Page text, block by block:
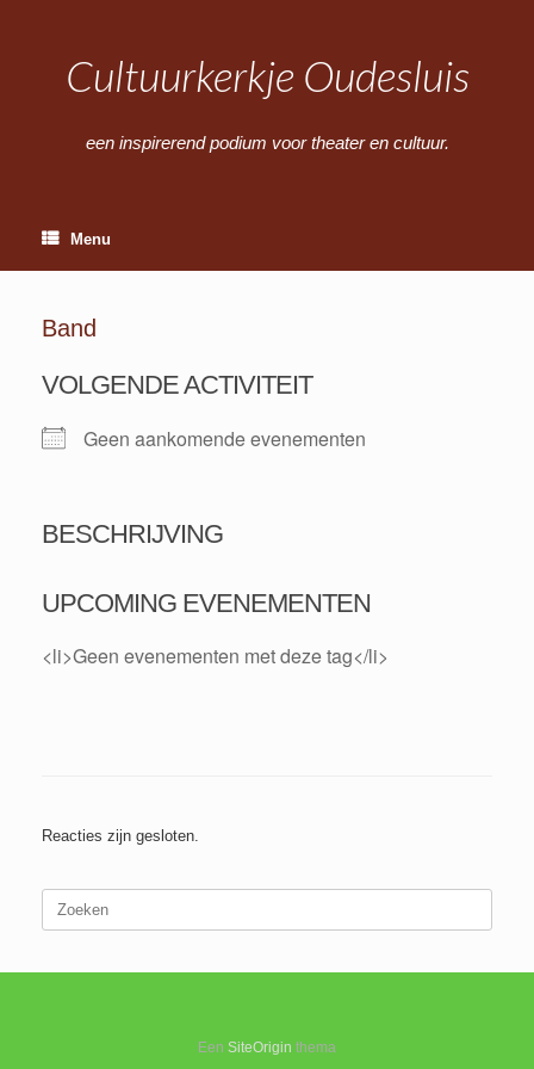
Cultuurkerkje Oudesluis
een inspirerend podium voor theater en cultuur.
Menu
Band
VOLGENDE ACTIVITEIT
Geen aankomende evenementen
BESCHRIJVING
UPCOMING EVENEMENTEN
<li>Geen evenementen met deze tag</li>
Reacties zijn gesloten.
Zoeken
Een SiteOrigin thema